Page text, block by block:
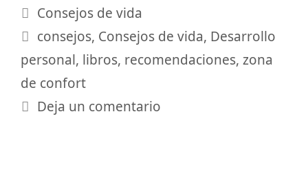
Categorías
Consejos de vida
Etiquetas
consejos, Consejos de vida, Desarrollo
personal, libros, recomendaciones, zona
de confort
Deja un comentario